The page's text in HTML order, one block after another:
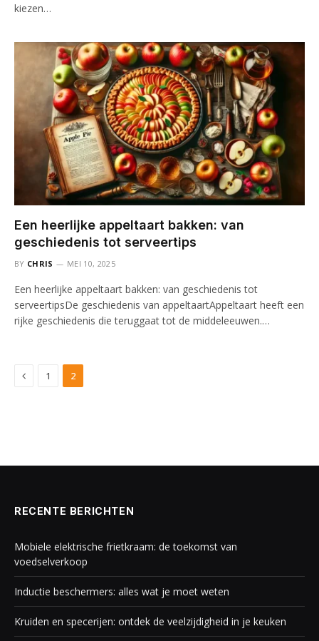
kiezen…
Een heerlijke appeltaart bakken: van
geschiedenis tot serveertips
BY CHRIS MEI 10, 2025
Een heerlijke appeltaart bakken: van geschiedenis tot
serveertipsDe geschiedenis van appeltaartAppeltaart heeft een
rijke geschiedenis die teruggaat tot de middeleeuwen.…
Previous
1 2
RECENTE BERICHTEN
Mobiele elektrische frietkraam: de toekomst van
voedselverkoop
Inductie beschermers: alles wat je moet weten
Kruiden en specerijen: ontdek de veelzijdigheid in je keuken